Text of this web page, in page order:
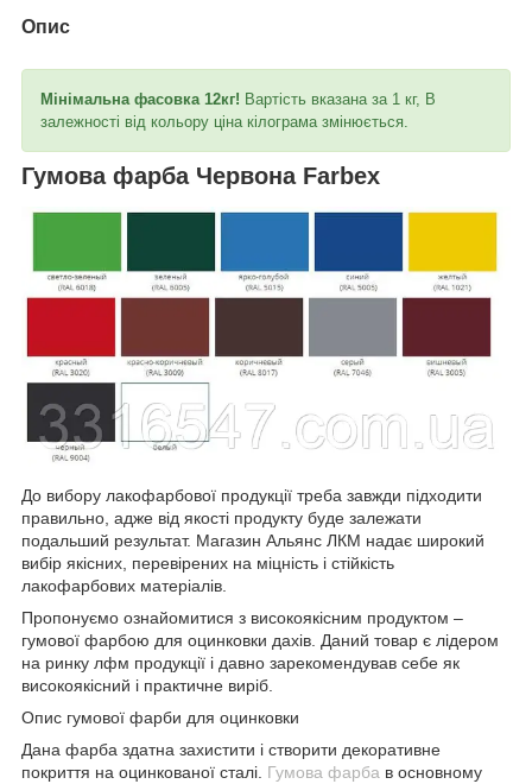
Опис
Мінімальна фасовка 12кг! Вартість вказана за 1 кг, В
залежності від кольору ціна кілограма змінюється.
Гумова фарба Червона Farbex
До вибору лакофарбової продукції треба завжди підходити
правильно, адже від якості продукту буде залежати
подальший результат. Магазин Альянс ЛКМ надає широкий
вибір якісних, перевірених на міцність і стійкість
лакофарбових матеріалів.
Пропонуємо ознайомитися з високоякісним продуктом –
гумової фарбою для оцинковки дахів. Даний товар є лідером
на ринку лфм продукції і давно зарекомендував себе як
високоякісний і практичне виріб.
Опис гумової фарби для оцинковки
Дана фарба здатна захистити і створити декоративне
покриття на оцинкованої сталі. Гумова фарба в основному